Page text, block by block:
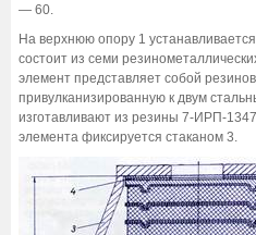
— 60.
На верхнюю опору 1
состоит из семи
элемент представляет собой
привулканизированную к двум
изготавливают из резины 7-ИРП-
элемента фиксируется стаканом 3.